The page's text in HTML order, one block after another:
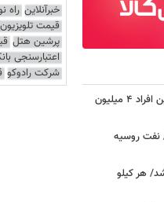
سرپرستان خانوار بخوانند/ حساب این افراد ۴ میلیون
نفت روسیه
هر کیلو
خبرآنلاین راه
قیمت
پرشین هتل
اعتبارسنجی
شرکت رادوکو